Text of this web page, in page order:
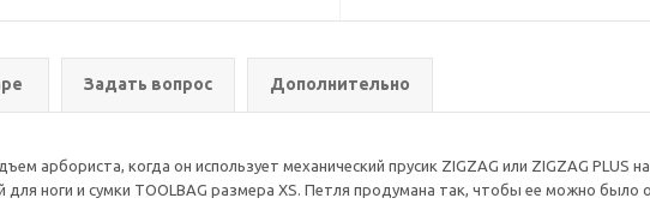
Задать вопрос Дополнительно
арбориста, когда он использует механический прусик ZIGZAG или ZIGZAG
для ноги и сумки TOOLBAG размера XS. Петля продумана так, чтобы ее можно